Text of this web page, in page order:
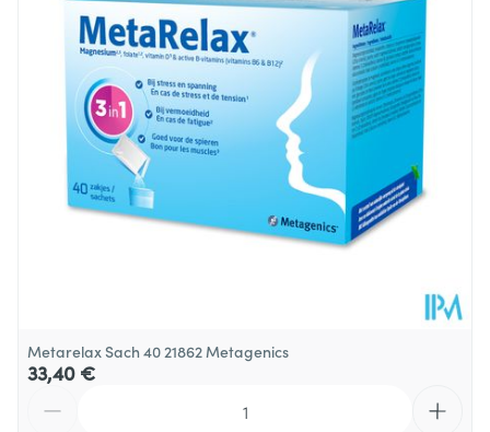
Restrictions
Sans gluten, Sans lactose, Sans
Préservation
Température ambiante (15°C -
25°C)
Metarelax Sach 40 21862 Metagenics
33,40 €